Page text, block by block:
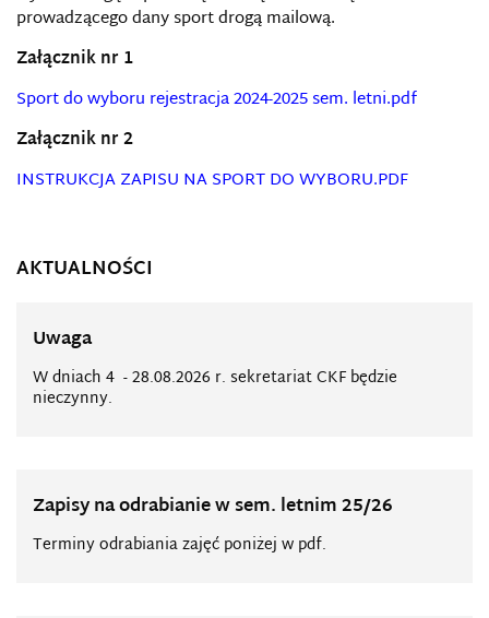
prowadzącego dany sport drogą mailową.
Załącznik nr 1
Sport do wyboru rejestracja 2024-2025 sem. letni.pdf
Załącznik nr 2
INSTRUKCJA ZAPISU NA SPORT DO WYBORU.PDF
AKTUALNOŚCI
Uwaga
W dniach 4 - 28.08.2026 r. sekretariat CKF będzie
nieczynny.
Zapisy na odrabianie w sem. letnim 25/26
Terminy odrabiania zajęć poniżej w pdf.